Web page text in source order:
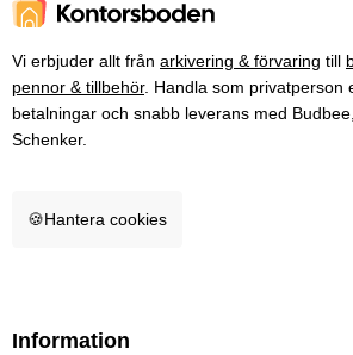
Vi erbjuder allt från arkivering & förvaring till
pennor & tillbehör. Handla som privatperson
betalningar och snabb leverans med
Schenker.
🍪Hantera cookies
Information